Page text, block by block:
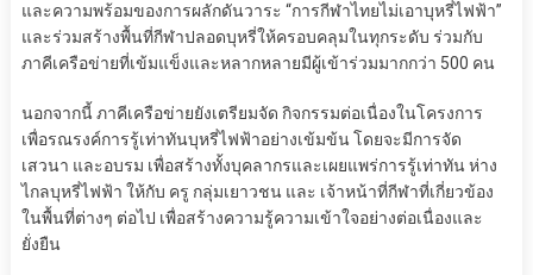
และความพร้อมของการผลักดันวาระ “การกีฬาไทยไม่เอาบุหรี่ไฟฟ้า”
และร่วมสร้างพื้นที่กีฬาปลอดบุหรี่ให้ครอบคลุมในทุกระดับ ร่วมกับ
ภาคีเครือข่ายที่เข้มแข็งและหลากหลายมีผู้เข้าร่วมมากกว่า 500 คน
นอกจากนี้ ภาคีเครือข่ายยังเตรียมจัด กิจกรรมต่อเนื่องในโครงการ
เพื่อรณรงค์การรู้เท่าทันบุหรี่ไฟฟ้าอย่างเข้มข้น โดยจะมีการจัด
เสวนา และอบรม เพื่อสร้างทั้งบุคลากรและเผยแพร่การรู้เท่าทัน ห่าง
ไกลบุหรี่ไฟฟ้า ให้กับ ครู กลุ่มเยาวชน และ เจ้าหน้าที่กีฬาที่เกี่ยวข้อง
ในพื้นที่ต่างๆ ต่อไป เพื่อสร้างความรู้ความเข้าใจอย่างต่อเนื่องและ
ยั่งยืน